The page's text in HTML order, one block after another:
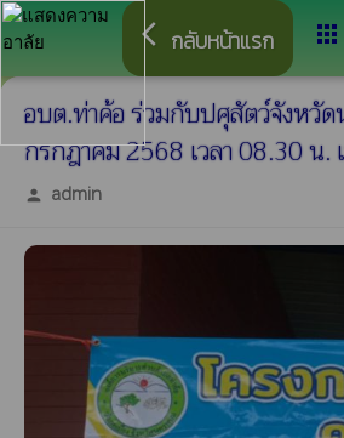
arrow_back_ios กลับหน้าแรก apps
อบต.ท่าค้อ ร่วมกับปศุสัตว์จังหวั
กรกฎาคม 2568 เวลา 08.30 น.
person admin